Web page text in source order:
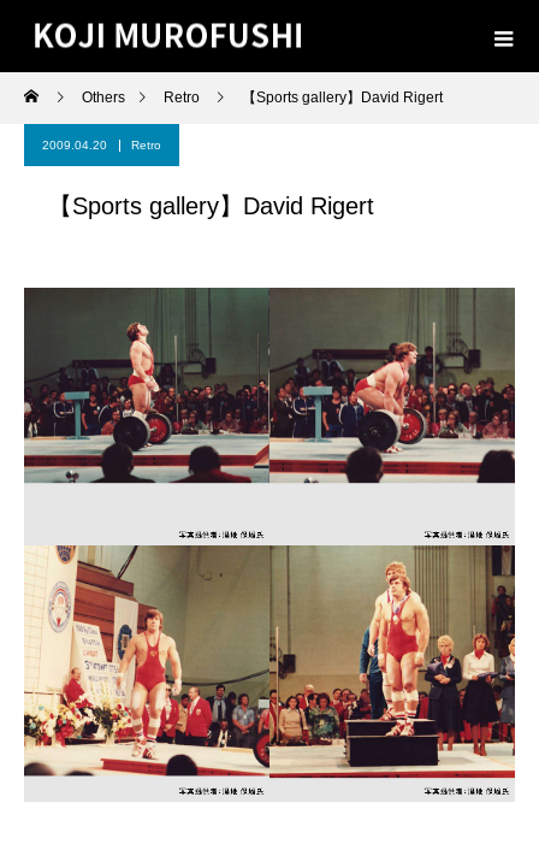
Others Retro 【Sports gallery】David Rigert
2009.04.20 Retro
【Sports gallery】David Rigert